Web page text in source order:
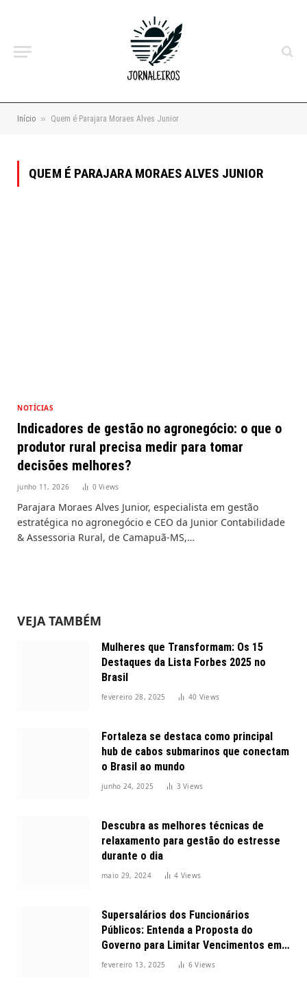
Início » Quem é Parajara Moraes Alves Junior
QUEM É PARAJARA MORAES ALVES JUNIOR
NOTÍCIAS
Indicadores de gestão no agronegócio: o que o
produtor rural precisa medir para tomar
decisões melhores?
junho 11, 2026 0Views
Parajara Moraes Alves Junior, especialista em gestão
estratégica no agronegócio e CEO da Junior Contabilidade
& Assessoria Rural, de Camapuã-MS,…
VEJA TAMBÉM
Mulheres que Transformam: Os 15
Destaques da Lista Forbes 2025 no
Brasil
fevereiro 28, 2025 40 Views
Fortaleza se destaca como principal
hub de cabos submarinos que conectam
o Brasil ao mundo
junho 24, 2025 3Views
Descubra as melhores técnicas de
relaxamento para gestão do estresse
durante o dia
maio 29, 2024 4 Views
Supersalários dos Funcionários
Públicos: Entenda a Proposta do
Governo para Limitar Vencimentos em
2025
fevereiro 13, 2025 6Views